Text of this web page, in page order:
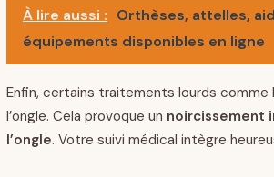
À lire aussi : Orthèses, attelles,
équipements disponibles en ligne
Enfin, certains traitements lourds
l’ongle. Cela provoque un noircissement
l’ongle. Votre suivi médical intègre